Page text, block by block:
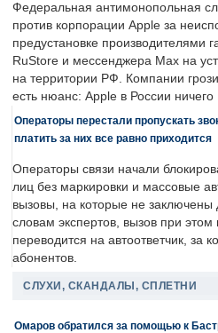
Федеральная антимонопольная
против корпорации Apple за
предустановке производителями
RuStore и мессенджера Max на
на территории РФ. Компании
есть нюанс: Apple в России ничего
Операторы перестали пропускать
платить за них все равно приходится
Операторы связи начали
лиц без маркировки и массовые
вызовы, на которые не
словам экспертов, вызов при
переводится на автоответчик, за
абонентов.
СЛУХИ, СКАНДАЛЫ, СПЛЕТНИ
Омаров обратился за помощью к